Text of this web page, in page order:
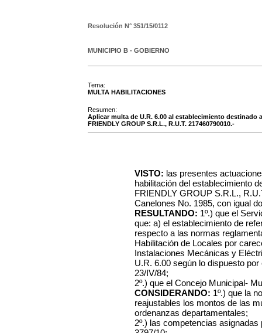
Resolución N° 351/15/0112
MUNICIPIO B - GOBIERNO
Tema:
MULTA HABILITACIONES
Resumen:
Aplicar multa de U.R. 6.00 al establecimiento destinado
FRIENDLY GROUP S.R.L., R.U.T. 217460790010.-
VISTO: las presentes
habilitación del establecimiento
FRIENDLY GROUP S.R.L.,
Canelones No. 1985, con igual
RESULTANDO: 1º.) que el
que: a) el establecimiento de
respecto a las normas
Habilitación de Locales por
Instalaciones Mecánicas y
U.R. 6.00 según lo dispuesto
23/IV/84;
2º.) que el Concejo Municipal-
CONSIDERANDO: 1º.) que la
reajustables los montos de las
ordenanzas departamentales;
2º.) las competencias